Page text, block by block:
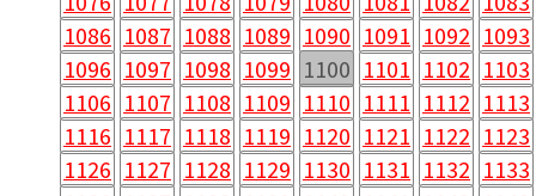
1086 1087 1088 1089 1090 1091 1092 1093
1096 1097 1098 1099 1100 1101 1102 1103
1106 1107 1108 1109 1110 1111 1112 1113
1116 1117 1118 1119 1120 1121 1122 1123
1126 1127 1128 1129 1130 1131 1132 1133